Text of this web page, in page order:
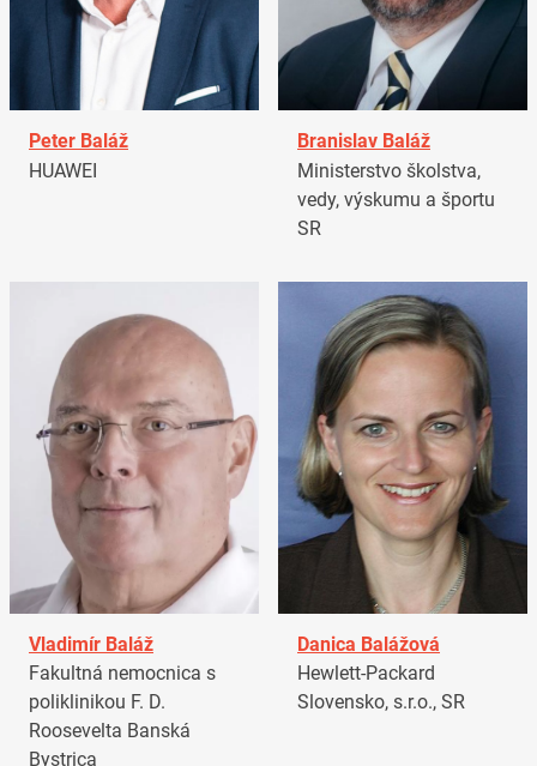
Peter Baláž
HUAWEI
Branislav Baláž
Ministerstvo školstva,
vedy, výskumu a športu
SR
Vladimír Baláž
Fakultná nemocnica s
poliklinikou F. D.
Roosevelta Banská
Bystrica
Danica Balážová
Hewlett-Packard
Slovensko, s.r.o., SR